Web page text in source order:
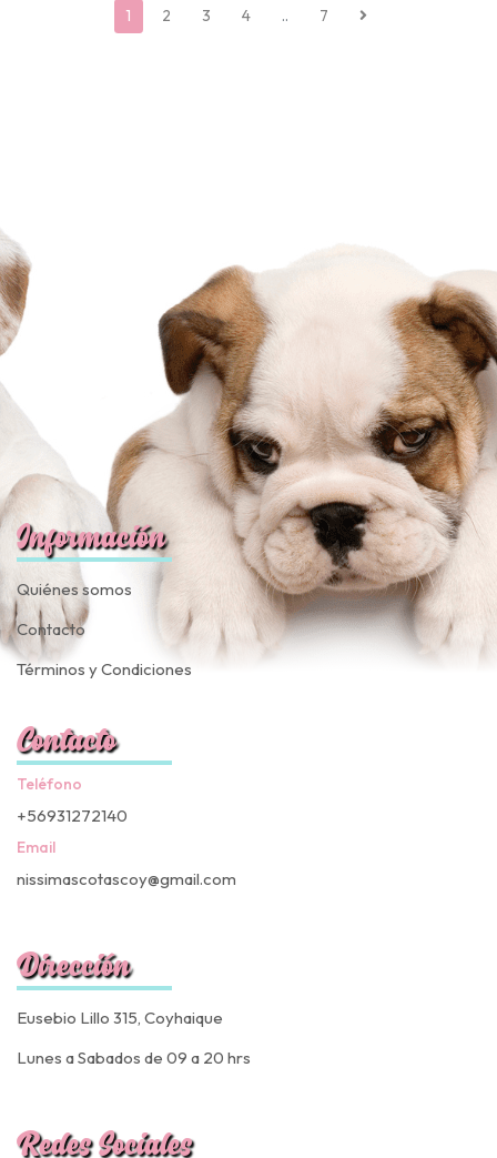
1 2 3 4 .. 7
Información
Quiénes somos
Contacto
Términos y Condiciones
Contacto
Teléfono
+56931272140
Email
nissimascotascoy@gmail.com
Dirección
Eusebio Lillo 315, Coyhaique
Lunes a Sabados de 09 a 20 hrs
Redes Sociales